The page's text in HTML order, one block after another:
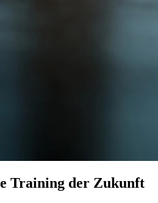
Training der Zukunft